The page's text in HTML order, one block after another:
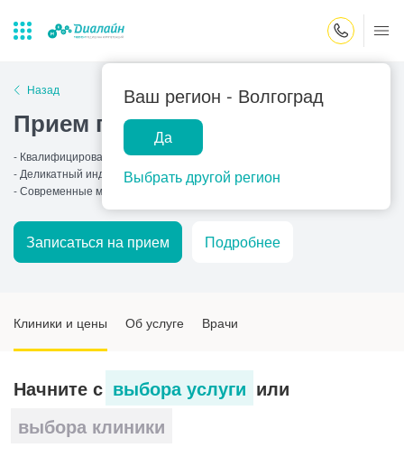
Ваш регион - Волгоград
Да
Выбрать другой регион
Лаборатории
Центр помощи
на дому
Закрыть поиск
Популярные запросы
Прием гинеколога
Прием оториноларинголога
Прием дерматолога
Прием офтальмолога
Прием уролога
Прием хирурга
Назад
Прием пульмонолога
- Квалифицированные врачи
- Деликатный индивидуальный подход
- Современные методы
Записаться на прием Подробнее
Клиники и цены Об услуге Врачи
Начните с выбора услуги или
выбора клиники